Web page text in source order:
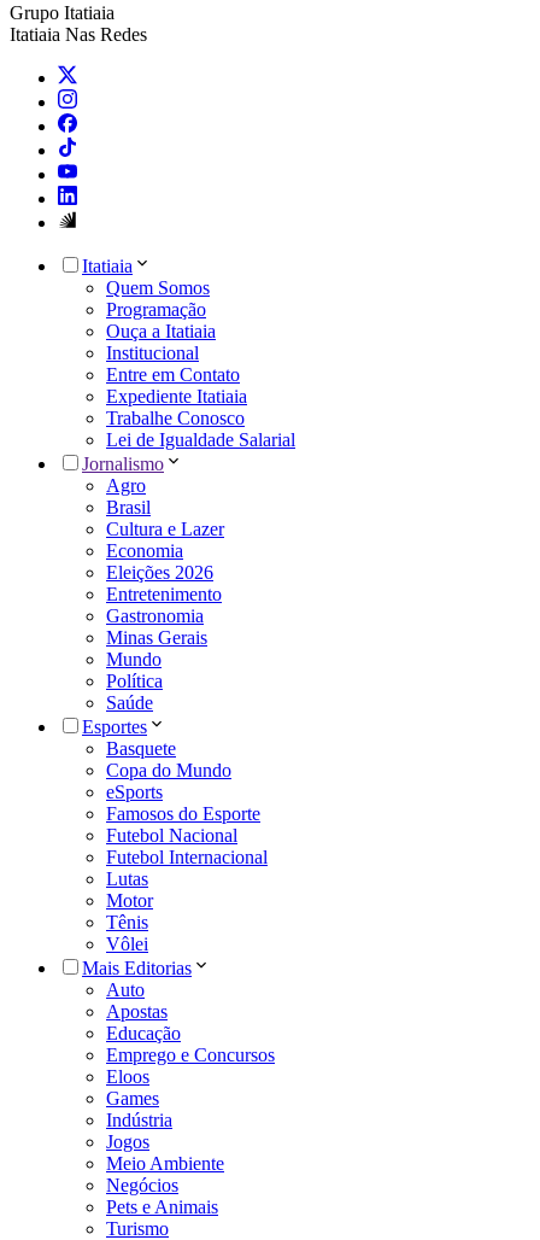
Grupo Itatiaia
Itatiaia Nas Redes
Itatiaia
Quem Somos
Programação
Ouça a Itatiaia
Institucional
Entre em Contato
Expediente Itatiaia
Trabalhe Conosco
Lei de Igualdade Salarial
Jornalismo
Agro
Brasil
Cultura e Lazer
Economia
Eleições 2026
Entretenimento
Gastronomia
Minas Gerais
Mundo
Política
Saúde
Esportes
Basquete
Copa do Mundo
eSports
Famosos do Esporte
Futebol Nacional
Futebol Internacional
Lutas
Motor
Tênis
Vôlei
Mais Editorias
Auto
Apostas
Educação
Emprego e Concursos
Eloos
Games
Indústria
Jogos
Meio Ambiente
Negócios
Pets e Animais
Turismo